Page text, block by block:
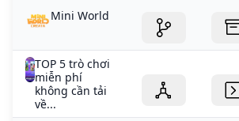
Mini World
TOP 5 trò chơi
miễn phí
không cần tải
về...